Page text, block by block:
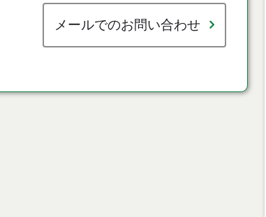
メールでのお問い合わせ